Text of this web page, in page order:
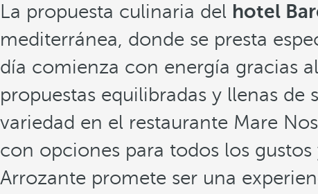
La propuesta culinaria del hotel
mediterránea, donde se presta
día comienza con energía gracias
propuestas equilibradas y llenas
variedad en el restaurante Mare
con opciones para todos los
Arrozante promete ser una